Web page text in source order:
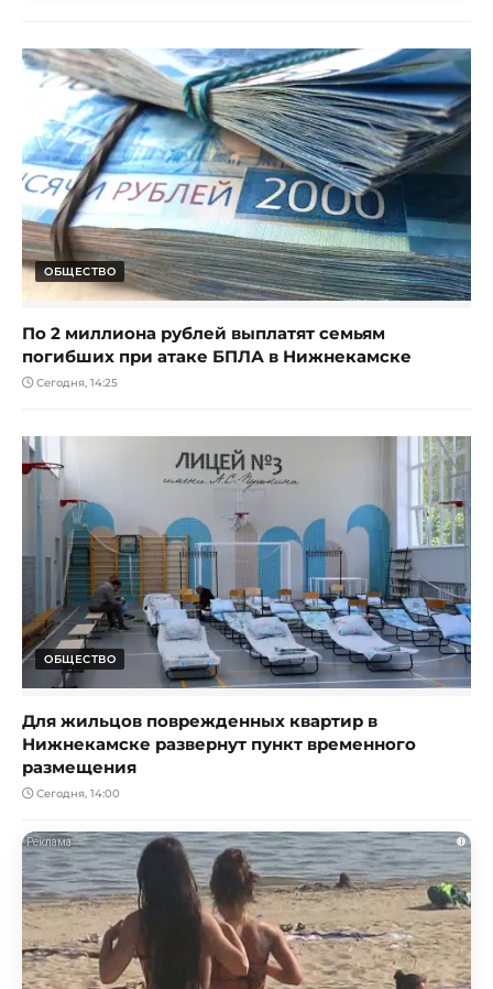
ОБЩЕСТВО
По 2 миллиона рублей выплатят семьям
погибших при атаке БПЛА в Нижнекамске
Сегодня, 14:25
ОБЩЕСТВО
Для жильцов поврежденных квартир в
Нижнекамске развернут пункт временного
размещения
Сегодня, 14:00
i